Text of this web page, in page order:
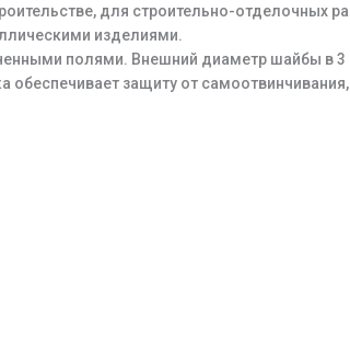
для строительно-отделочных
изделиями.
полями. Внешний диаметр шайбы в 3
защиту от